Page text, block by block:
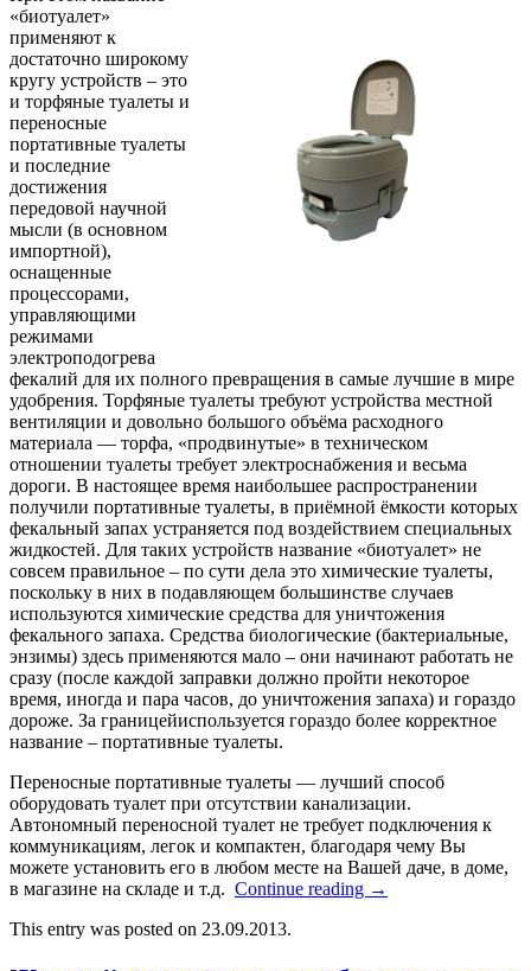
«биотуалет»
применяют к
достаточно широкому
кругу устройств – это
и торфяные туалеты и
переносные
портативные туалеты
и последние
достижения
передовой научной
мысли (в основном
импортной),
оснащенные
процессорами,
управляющими
режимами
электроподогрева
фекалий для их полного превращения в самые лучшие в мире
удобрения. Торфяные туалеты требуют устройства местной
вентиляции и довольно большого объёма расходного
материала — торфа, «продвинутые» в техническом
отношении туалеты требует электроснабжения и весьма
дороги. В настоящее время наибольшее распространении
получили портативные туалеты, в приёмной ёмкости которых
фекальный запах устраняется под воздействием специальных
жидкостей. Для таких устройств название «биотуалет» не
совсем правильное – по сути дела это химические туалеты,
поскольку в них в подавляющем большинстве случаев
используются химические средства для уничтожения
фекального запаха. Средства биологические (бактериальные,
энзимы) здесь применяются мало – они начинают работать не
сразу (после каждой заправки должно пройти некоторое
время, иногда и пара часов, до уничтожения запаха) и гораздо
дороже. За границейиспользуется гораздо более корректное
название – портативные туалеты.
Переносные портативные туалеты — лучший способ
оборудовать туалет при отсутствии канализации.
Автономный переносной туалет не требует подключения к
коммуникациям, легок и компактен, благодаря чему Вы
можете установить его в любом месте на Вашей даче, в доме,
в магазине на складе и т.д. Continue reading →
This entry was posted on 23.09.2013.